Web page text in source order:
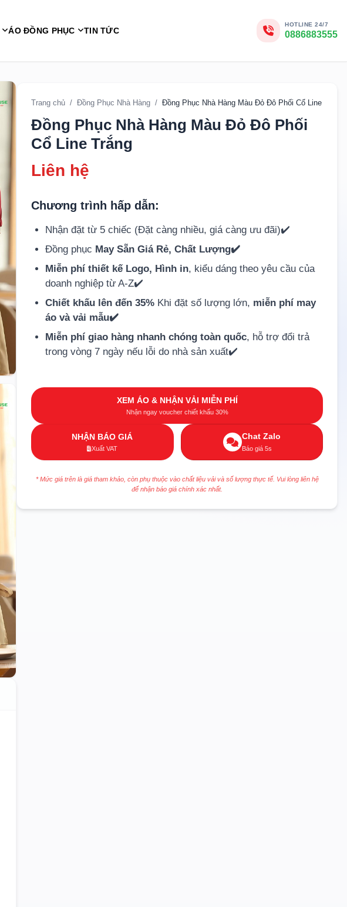
ÁO ĐỒNG PHỤC TIN TỨC
HOTLINE 24/7
0886883555
Trang chủ / Đồng Phục Nhà Hàng / Đồng Phục Nhà Hàng Màu Đỏ Đô Phối Cổ Line Trắng
Đồng Phục Nhà Hàng Màu Đỏ Đô Phối
Cổ Line Trắng
Liên hệ
Chương trình hấp dẫn:
Nhận đặt từ 5 chiếc (Đặt càng nhiều, giá càng ưu đãi)✔️
Đồng phục May Sẵn Giá Rẻ, Chất Lượng✔️
Miễn phí thiết kế Logo, Hình in, kiểu dáng theo yêu cầu của
doanh nghiệp từ A-Z✔️
Chiết khấu lên đến 35% Khi đặt số lượng lớn, miễn phí may
áo và vải mẫu✔️
Miễn phí giao hàng nhanh chóng toàn quốc, hỗ trợ đổi trả
trong vòng 7 ngày nếu lỗi do nhà sản xuất✔️
XEM ÁO & NHẬN VẢI MIỄN PHÍ
Nhận ngay voucher chiết khấu 30%
NHẬN BÁO GIÁ
Xuất VAT
Chat Zalo
Báo giá 5s
* Mức giá trên là giá tham khảo, còn phụ thuộc vào chất liệu vải và số lượng thực tế. Vui lòng liên hệ
để nhận báo giá chính xác nhất.